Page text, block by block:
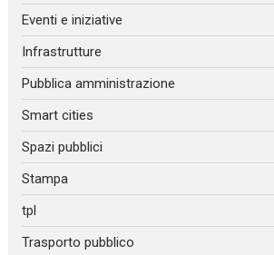
Eventi e iniziative
Infrastrutture
Pubblica amministrazione
Smart cities
Spazi pubblici
Stampa
tpl
Trasporto pubblico